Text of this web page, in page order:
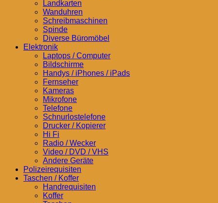
Landkarten
Wanduhren
Schreibmaschinen
Spinde
Diverse Büromöbel
Elektronik
Laptops / Computer
Bildschirme
Handys / iPhones / iPads
Fernseher
Kameras
Mikrofone
Telefone
Schnurlostelefone
Drucker / Kopierer
Hi Fi
Radio / Wecker
Video / DVD / VHS
Andere Geräte
Polizeirequisiten
Taschen / Koffer
Handrequisiten
Koffer